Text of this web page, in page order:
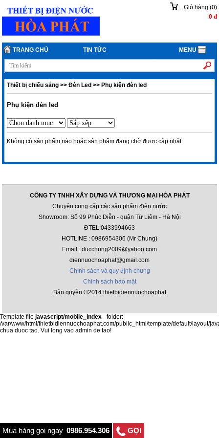
Giỏ hàng (0)
0đ
TRANG CHỦ TIN TỨC MENU
Thiết bị chiếu sáng >>Đèn Led >>Phụ kiện đèn led
Phụ kiện đèn led
Không có sản phẩm nào hoặc sản phẩm đang chờ được cập nhật.
CÔNG TY TNHH XÂY DỰNG VÀ THƯƠNG MẠI HÒA PHÁT
Chuyên cung cấp các sản phẩm điên nước
Showroom: Số 99 Phúc Diễn - quận Từ Liêm - Hà Nội
ĐTEL:0433994663
HOTLINE : 0986954306 (Mr Chung)
Email : ducchung2009@yahoo.com
diennuochoaphat@gmail.com
Chính sách và quy định chung
Chính sách bảo mật
Bản quyền ©2014 thietbidiennuochoaphat
Mua hàng gọi ngay 0986.954.306 GỌI
Template file javascript/mobile_index - folder:
/var/www/html/thietbidiennuochoaphat.com/public_html/template/default/layout/
chua duoc tao. Vui long vao admin de tao!